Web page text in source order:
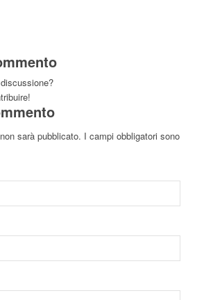
sarà pubblicato. I campi obbligatori sono